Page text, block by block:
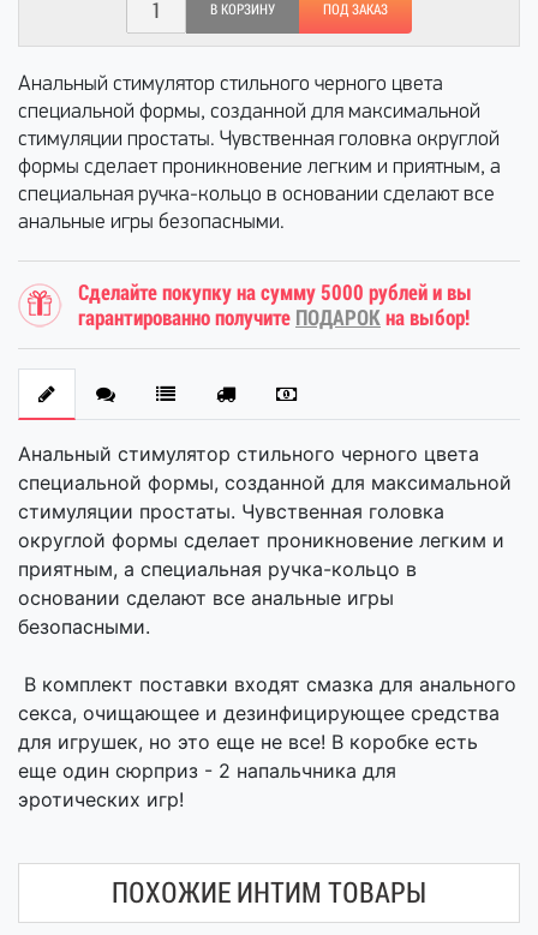
В КОРЗИНУ ПОД ЗАКАЗ
Анальный стимулятор стильного черного цвета
специальной формы, созданной для максимальной
стимуляции простаты. Чувственная головка округлой
формы сделает проникновение легким и приятным, а
специальная ручка-кольцо в основании сделают все
анальные игры безопасными.
Сделайте покупку на сумму 5000 рублей и вы
гарантированно получите ПОДАРОК на выбор!
Анальный стимулятор стильного черного цвета
специальной формы, созданной для максимальной
стимуляции простаты. Чувственная головка
округлой формы сделает проникновение легким и
приятным, а специальная ручка-кольцо в
основании сделают все анальные игры
безопасными.
В комплект поставки входят смазка для анального
секса, очищающее и дезинфицирующее средства
для игрушек, но это еще не все! В коробке есть
еще один сюрприз - 2 напальчника для
эротических игр!
ПОХОЖИЕ ИНТИМ ТОВАРЫ